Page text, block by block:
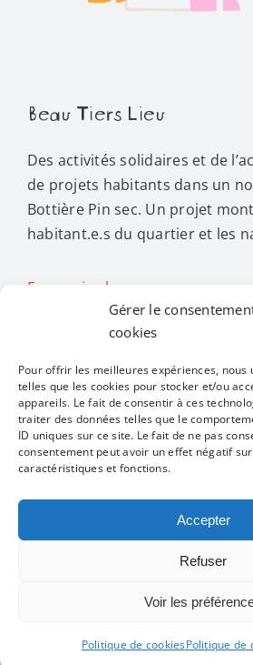
Gérer le
cookies
Pour offrir les meilleures expériences, nous
telles que les cookies pour stocker et/ou
appareils. Le fait de consentir à ces
traiter des données telles que le
ID uniques sur ce site. Le fait de ne pas
consentement peut avoir un effet négatif
caractéristiques et fonctions.
Accepter
Refuser
Voir les
Politique de cookiesPolitique de
Beau Tiers Lieu
Des activités solidaires et de
de projets habitants dans un
Bottière Pin sec. Un projet
habitant.e.s du quartier et les
En savoir plus…
Toggle
Navigation
Toutes les activités
Alimentation
Restons en contact
Mentions légales
Politique de confidentialité